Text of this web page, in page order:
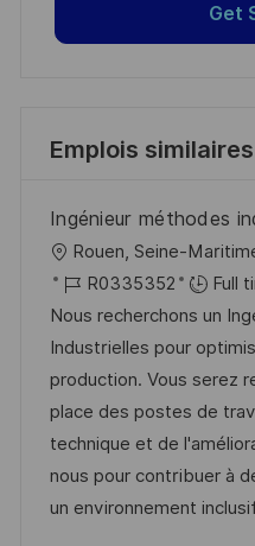
Get
Emplois similaires
Ingénieur méthodes
o
c
a
l
i
s
a
t
Rouen, Seine-
R
é
f
é
r
e
n
c
R0335352 Full
Nous recherchons un
Industrielles pour
production. Vous serez
place des postes de
technique et de
nous pour contribuer à
un environnement